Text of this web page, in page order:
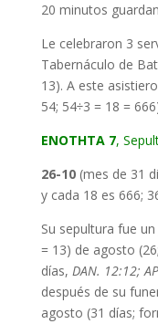
20 minutos
Le celebraron 3
Tabernáculo de
13). A este
54; 54÷3 = 18 =
ΕΝΟΤΗΤΑ 7,
26-10(mes de 31
y cada 18 es 666;
Su sepultura fue
= 13) de agosto
días, DAN. 12:12;
después de su
agosto (31 días;